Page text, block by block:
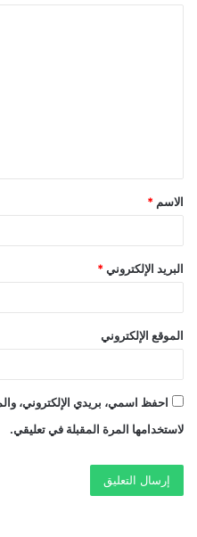
ق
*
الاسم *
البريد الإلكتروني *
الموقع الإلكتروني
احفظ اسمي، بريدي الإلكتروني،
لاستخدامها المرة المقبلة في تعليقي.